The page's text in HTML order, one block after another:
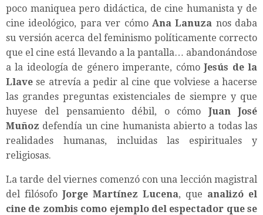
poco maniquea pero didáctica, de cine humanista y de
cine ideológico, para ver cómo Ana Lanuza nos daba
su versión acerca del feminismo políticamente correcto
que el cine está llevando a la pantalla… abandonándose
a la ideología de género imperante, cómoJesús de la
Llave se atrevía a pedir al cine que volviese a hacerse
las grandes preguntas existenciales de siempre y que
huyese del pensamiento débil, o cómo Juan José
Muñoz defendía un cine humanista abierto a todas las
realidades humanas, incluidas las espirituales y
religiosas.
La tarde del viernes comenzó con una lección magistral
del filósofo Jorge Martínez Lucena, que analizó el
cine de zombis como ejemplo del espectador que se